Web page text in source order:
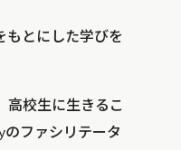
もとにした学びを
高校生に生きるこ
ファシリテータ